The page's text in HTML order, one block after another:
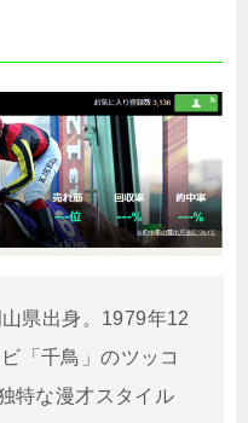
県出身。1979年12
「千鳥」のツッコ
特な漫才スタイル